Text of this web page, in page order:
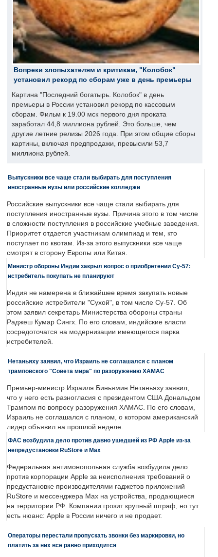
Вопреки злопыхателям и критикам, "Колобок"
установил рекорд по сборам уже в день премьеры
Картина "Последний богатырь. Колобок" в день
премьеры в России установил рекорд по кассовым
сборам. Фильм к 19.00 мск первого дня проката
заработал 44,8 миллиона рублей. Это больше, чем
другие летние релизы 2026 года. При этом общие сборы
картины, включая предпродажи, превысили 53,7
миллиона рублей.
Выпускники все чаще стали выбирать для поступления
иностранные вузы или российские колледжи
Российские выпускники все чаще стали выбирать для
поступления иностранные вузы. Причина этого в том числе
в сложности поступления в российские учебные заведения.
Приоритет отдается участникам олимпиад и тем, кто
поступает по квотам. Из-за этого выпускники все чаще
смотрят в сторону Европы или Китая.
Министр обороны Индии закрыл вопрос о приобретении Су-57:
истребитель покупать не планируют
Индия не намерена в ближайшее время закупать новые
российские истребители "Сухой", в том числе Су-57. Об
этом заявил секретарь Министерства обороны страны
Раджеш Кумар Сингх. По его словам, индийские власти
сосредоточатся на модернизации имеющегося парка
истребителей.
Нетаньяху заявил, что Израиль не соглашался с планом
трамповского "Совета мира" по разоружению ХАМАС
Премьер-министр Израиля Биньямин Нетаньяху заявил,
что у него есть разногласия с президентом США Дональдом
Трампом по вопросу разоружения ХАМАС. По его словам,
Израиль не соглашался с планом, о котором американский
лидер объявил на прошлой неделе.
ФАС возбудила дело против давно ушедшей из РФ Apple из-за
непредустановки RuStore и Max
Федеральная антимонопольная служба возбудила дело
против корпорации Apple за неисполнения требований о
предустановке производителями гаджетов приложений
RuStore и мессенджера Max на устройства, продающиеся
на территории РФ. Компании грозит крупный штраф, но тут
есть нюанс: Apple в России ничего и не продает.
Операторы перестали пропускать звонки без маркировки, но
платить за них все равно приходится